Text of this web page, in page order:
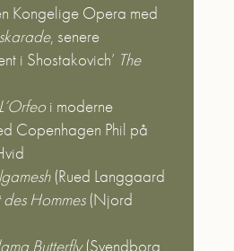
Kongelige Opera med
, senere
i Shostakovich’ The
L’Orfeoi moderne
Copenhagen Phil på
(Rued Langgaard
Hommes(Njord
Butterfly(Svendborg